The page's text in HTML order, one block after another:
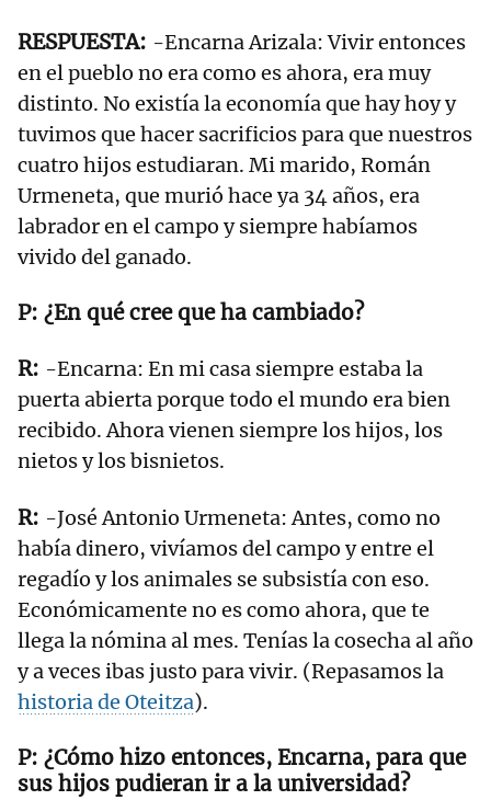
-Encarna Arizala: Vivir entonces
en el pueblo no era como es ahora, era muy
distinto. No existía la economía que hay hoy y
tuvimos que hacer sacrificios para que nuestros
cuatro hijos estudiaran. Mi marido, Román
Urmeneta, que murió hace ya 34 años, era
labrador en el campo y siempre habíamos
vivido del ganado.
¿En qué cree que ha cambiado?
-Encarna: En mi casa siempre estaba la
puerta abierta porque todo el mundo era bien
recibido. Ahora vienen siempre los hijos, los
nietos y los bisnietos.
-José Antonio Urmeneta: Antes, como no
había dinero, vivíamos del campo y entre el
regadío y los animales se subsistía con eso.
Económicamente no es como ahora, que te
llega la nómina al mes. Tenías la cosecha al año
y a veces ibas justo para vivir. (Repasamos la
historia de Oteitza).
¿Cómo hizo entonces, Encarna, para que
sus hijos pudieran ir a la universidad?